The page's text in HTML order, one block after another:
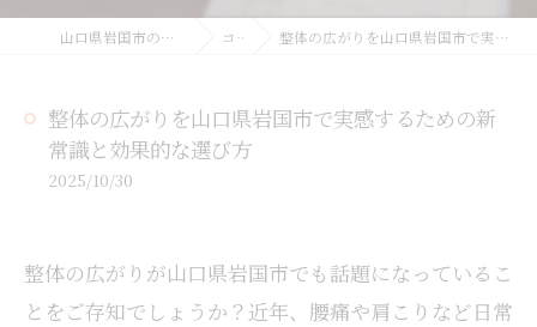
山口県岩国市の整体ならyukicoサロン コラム 整体の広がりを山口県岩国市で実感するための新常識と効果的な選び方
整体の広がりを山口県岩国市で実感するための新
常識と効果的な選び方
2025/10/30
整体の広がりが山口県岩国市でも話題になっているこ
とをご存知でしょうか？近年、腰痛や肩こりなど日常